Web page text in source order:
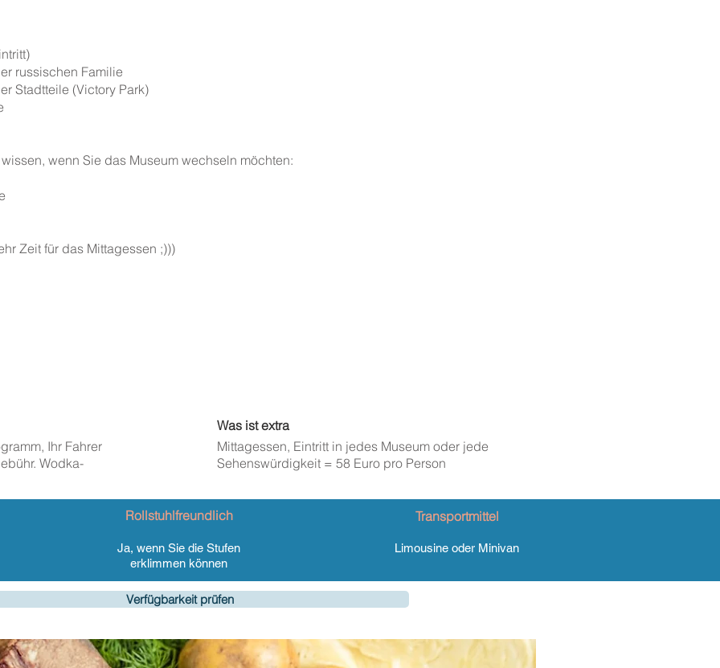
russischen Familie
Stadtteile (Victory Park)
wenn Sie das Museum wechseln möchten:
Zeit für das Mittagessen ;)))
Ihr Fahrer
Wodka-
Was ist extra
Mittagessen, Eintritt in jedes Museum oder jede
Sehenswürdigkeit = 58 Euro pro Person
Rollstuhlfreundlich
Ja, wenn Sie die Stufen
erklimmen können
Transportmittel
Limousine oder Minivan
Verfügbarkeit prüfen